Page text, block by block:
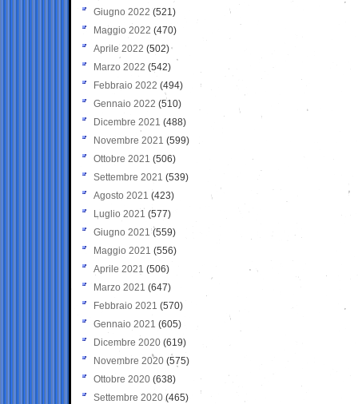
Giugno 2022 (521)
Maggio 2022 (470)
Aprile 2022 (502)
Marzo 2022 (542)
Febbraio 2022 (494)
Gennaio 2022 (510)
Dicembre 2021 (488)
Novembre 2021 (599)
Ottobre 2021 (506)
Settembre 2021 (539)
Agosto 2021 (423)
Luglio 2021 (577)
Giugno 2021(559)
Maggio 2021 (556)
Aprile 2021 (506)
Marzo 2021 (647)
Febbraio 2021 (570)
Gennaio 2021 (605)
Dicembre 2020 (619)
Novembre 2020 (575)
Ottobre 2020 (638)
Settembre 2020(465)